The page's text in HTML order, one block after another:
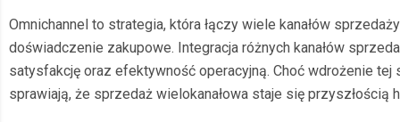
Omnichannel to strategia, która łączy wiele kanałów
doświadczenie zakupowe. Integracja różnych kanałów
satysfakcję oraz efektywność operacyjną. Choć wdrożenie
sprawiają, że sprzedaż wielokanałowa staje się przyszłością